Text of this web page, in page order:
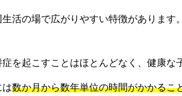
活の場で広がりやすい特徴があります。
を起こすことはほとんどなく、健康な
は数か月から数年単位の時間がかかるこ